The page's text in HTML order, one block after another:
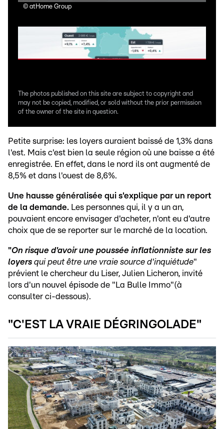
© atHome Group
The photos published on this site are subject to copyright and
may not be copied, modified, or sold without the prior permission
of the owner of the site in question.
Petite surprise: les loyers auraient baissé de 1,3% dans
l'est. Mais c'est bien la seule région où une baisse a été
enregistrée. En effet, dans le nord ils ont augmenté de
8,5% et dans l'ouest de 8,6%.
Une hausse généralisée qui s'explique par un report
de la demande. Les personnes qui, il y a un an,
pouvaient encore envisager d'acheter, n'ont eu d'autre
choix que de se reporter sur le marché de la location.
"On risque d'avoir une poussée inflationniste sur les
loyers qui peut être une vraie source d'inquiétude"
prévient le chercheur du Liser, Julien Licheron, invité
lors d'un nouvel épisode de "La Bulle Immo"(à
consulter ci-dessous).
"C'EST LA VRAIE DÉGRINGOLADE"